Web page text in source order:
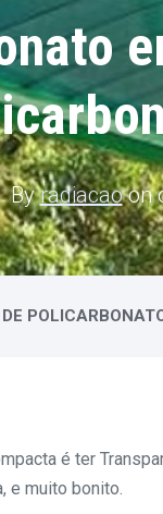
Byradiacaoon
é ter
e muito bonito.